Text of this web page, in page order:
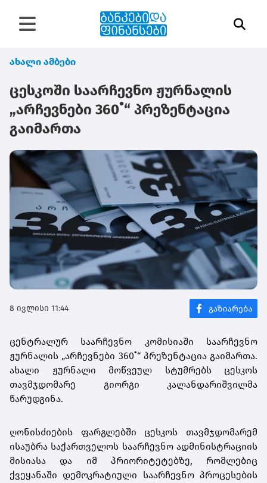
ახალი ამბები
ცესკოში საარჩევნო ჟურნალის
„არჩევნები 360˚“ პრეზენტაცია
გაიმართა
8 ივლისი 11:44
ცენტრალურ საარჩევნო კომისიაში საარჩევნო
ჟურნალის „არჩევნები 360˚“ პრეზენტაცია გაიმართა.
ახალი ჟურნალი მოწვეულ სტუმრებს ცესკოს
თავმჯდომარე გიორგი კალანდარიშვილმა
წარუდგინა.
ღონისძიების ფარგლებში ცესკოს თავმჯდომარემ
ისაუბრა საქართველოს საარჩევნო ადმინისტრაციის
მისიასა და იმ პრიორიტეტებზე, რომლებიც
ქვეყანაში დემოკრატიული საარჩევნო პროცესების